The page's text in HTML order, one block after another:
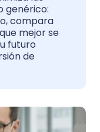
genérico:
compara
mejor se
futuro
de